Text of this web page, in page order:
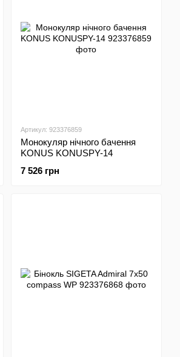
Артикул: 923376859
Монокуляр нічного бачення
KONUS KONUSPY-14
7 526 грн